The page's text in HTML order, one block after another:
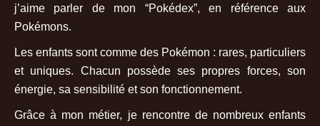
j’aime parler de mon “Pokédex”, en référence aux
Pokémons.
Les enfants sont comme des Pokémon : rares, particuliers
et uniques. Chacun possède ses propres forces, son
énergie, sa sensibilité et son fonctionnement.
Grâce à mon métier, je rencontre de nombreux enfants